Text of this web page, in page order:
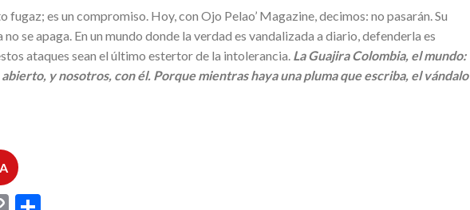
fugaz; es un compromiso. Hoy, con Ojo Pelao’ Magazine, decimos: no pasarán. Su
se apaga. En un mundo donde la verdad es vandalizada a diario, defenderla es
ataques sean el último estertor de la intolerancia. La Guajira Colombia, el mundo:
abierto, y nosotros, con él. Porque mientras haya una pluma que escriba, el vándalo